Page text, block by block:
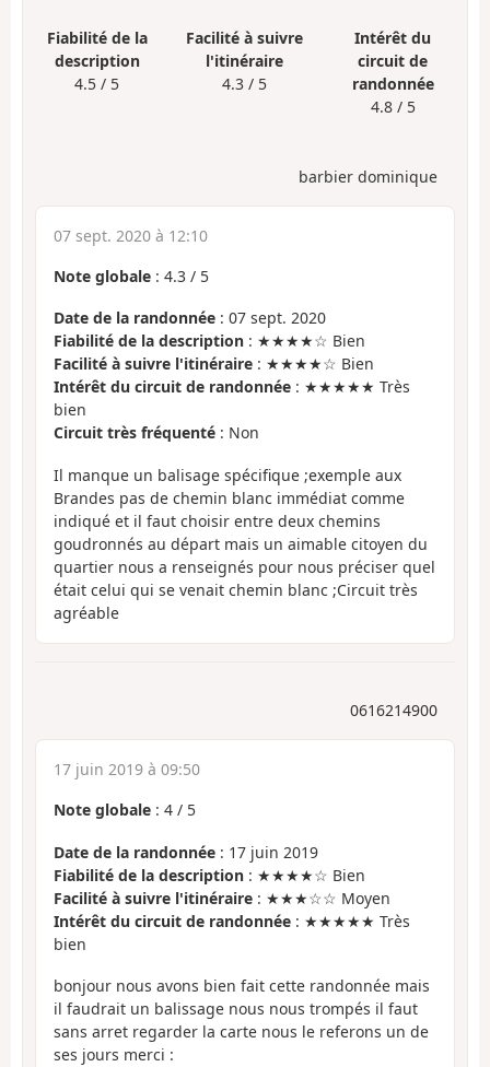
Fiabilité de la
description
4.5 / 5
Facilité à suivre
l'itinéraire
4.3 / 5
Intérêt du
circuit de
randonnée
4.8 / 5
barbier dominique
07 sept. 2020 à 12:10
Note globale : 4.3 / 5
Date de la randonnée : 07 sept. 2020
Fiabilité de la description : ★★★★☆ Bien
Facilité à suivre l'itinéraire : ★★★★☆ Bien
Intérêt du circuit de randonnée : ★★★★★ Très
bien
Circuit très fréquenté : Non
Il manque un balisage spécifique ;exemple aux
Brandes pas de chemin blanc immédiat comme
indiqué et il faut choisir entre deux chemins
goudronnés au départ mais un aimable citoyen du
quartier nous a renseignés pour nous préciser quel
était celui qui se venait chemin blanc ;Circuit très
agréable
0616214900
17 juin 2019 à 09:50
Note globale : 4 / 5
Date de la randonnée : 17 juin 2019
Fiabilité de la description : ★★★★☆ Bien
Facilité à suivre l'itinéraire : ★★★☆☆ Moyen
Intérêt du circuit de randonnée : ★★★★★ Très
bien
bonjour nous avons bien fait cette randonnée mais
il faudrait un balissage nous nous trompés il faut
sans arret regarder la carte nous le referons un de
ses jours merci :